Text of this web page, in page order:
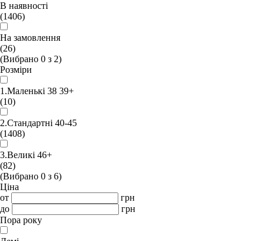
В наявності
(1406)
На замовлення
(26)
(Вибрано 0 з 2)
Розміри
1.Маленькі 38 39+
(10)
2.Стандартні 40-45
(1408)
3.Великі 46+
(82)
(Вибрано 0 з 6)
Ціна
от
грн
до
грн
Пора року